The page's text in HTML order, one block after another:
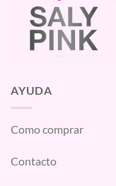
AYUDA
Como comprar
Contacto